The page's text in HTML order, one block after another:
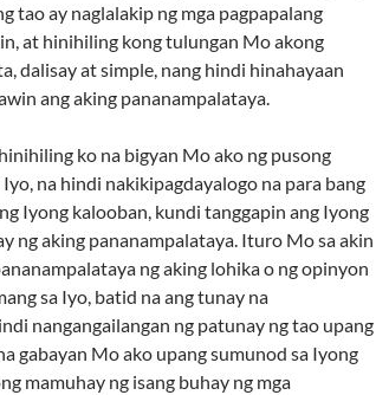
tao ay naglalakip ng mga pagpapalang
at hinihiling kong tulungan Mo akong
dalisay at simple, nang hindi hinahayaan
ang aking pananampalataya.
ko na bigyan Mo ako ng pusong
na hindi nakikipagdayalogo na para bang
Iyong kalooban, kundi tanggapin ang Iyong
ng aking pananampalataya. Ituro Mo sa akin
ng aking lohika o ng opinyon
sa Iyo, batid na ang tunay na
nangangailangan ng patunay ng tao upang
gabayan Mo ako upang sumunod sa Iyong
mamuhay ng isang buhay ng mga